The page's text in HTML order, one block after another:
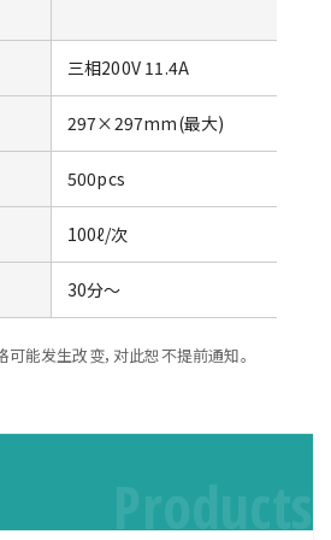
三相200V 11.4A
297×297mm(最大)
500pcs
100ℓ/次
30分〜
可能发生改变，对此恕不提前通知。